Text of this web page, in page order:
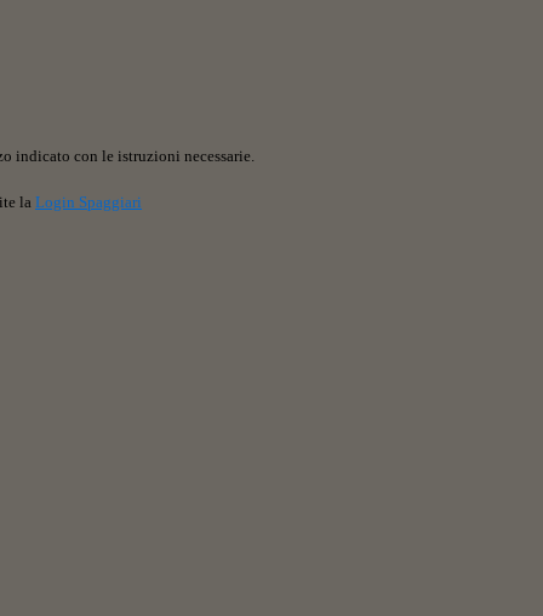
indicato con le istruzioni necessarie.
la Login Spaggiari